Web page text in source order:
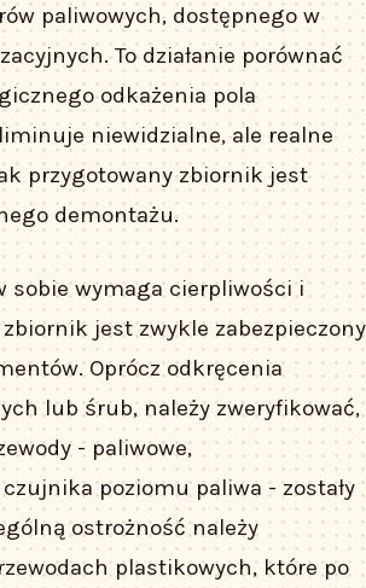
paliwowych, dostępnego w
To działanie porównać
odkażenia pola
niewidzialne, ale realne
przygotowany zbiornik jest
demontażu.
sobie wymaga cierpliwości i
jest zwykle zabezpieczony
Oprócz odkręcenia
lub śrub, należy zweryfikować,
- paliwowe,
poziomu paliwa - zostały
ostrożność należy
plastikowych, które po